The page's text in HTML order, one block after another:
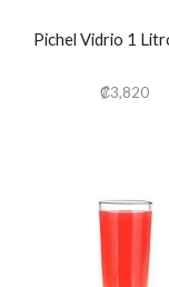
Pichel Vidrio 1
₡3,820